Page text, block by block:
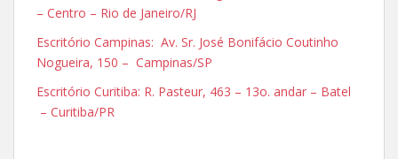
– Centro – Rio de Janeiro/RJ
Escritório Campinas: Av. Sr. José Bonifácio Coutinho
Nogueira, 150 – Campinas/SP
Escritório Curitiba: R. Pasteur, 463 – 13o. andar – Batel
– Curitiba/PR